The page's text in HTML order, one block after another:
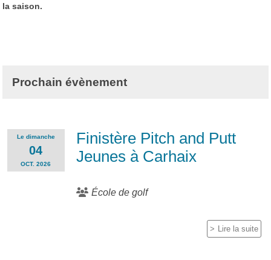
la saison.
Prochain évènement
Le dimanche
04
OCT. 2026
Finistère Pitch and Putt
Jeunes à Carhaix
École de golf
Lire la suite